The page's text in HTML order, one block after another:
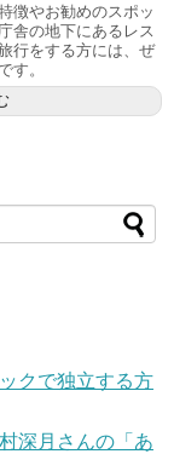
徴やお勧めのスポッ
舎の地下にあるレス
行をする方には、ぜ
す。
クで独立する方
深月さんの「あ